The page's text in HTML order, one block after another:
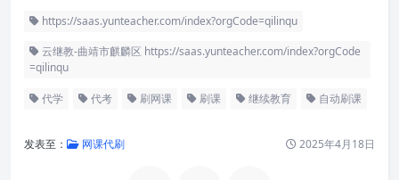
https://saas.yunteacher.com/index?orgCode=qilinqu
云继教-曲靖市麒麟区 https://saas.yunteacher.com/index?orgCode
=qilinqu
代学 代考 刷网课 刷课 继续教育 自动刷课
发表至： 网课代刷 2025年4月18日